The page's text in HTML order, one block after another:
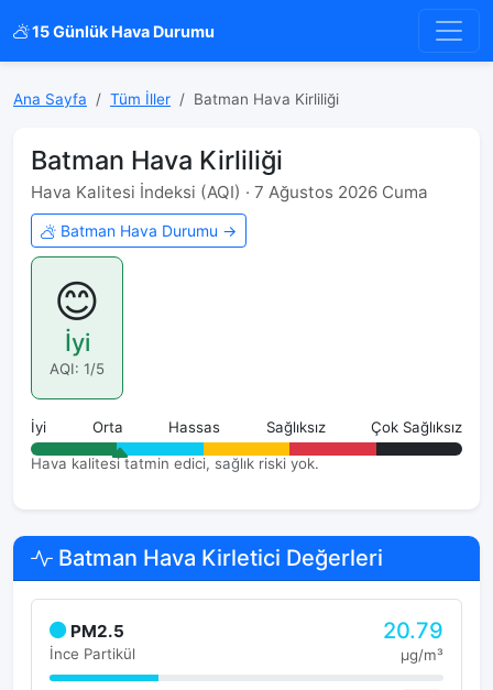
15 Günlük Hava Durumu
Ana Sayfa Tüm İller Batman Hava Kirliliği
Batman Hava Kirliliği
Hava Kalitesi İndeksi (AQI) · 7 Ağustos 2026 Cuma
Batman Hava Durumu →
😊
İyi
AQI: 1/5
İyi Orta Hassas Sağlıksız Çok Sağlıksız
Hava kalitesi tatmin edici, sağlık riski yok.
Batman Hava Kirletici Değerleri
PM2.5
İnce Partikül
20.79
μg/m³